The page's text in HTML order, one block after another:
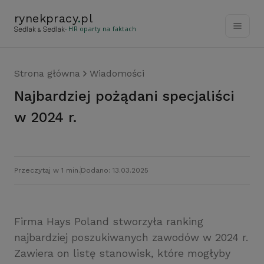
rynekpracy.pl
- HR oparty na faktach
Strona główna Wiadomości
Najbardziej pożądani specjaliści
w 2024 r.
Przeczytaj w 1 min. Dodano: 13.03.2025
Firma Hays Poland stworzyła ranking
najbardziej poszukiwanych zawodów w 2024 r.
Zawiera on listę stanowisk, które mogłyby